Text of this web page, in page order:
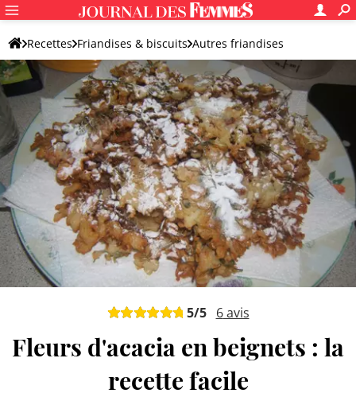
Recettes Friandises & biscuits Autres friandises
Friandise originale
5/5 6avis
Fleurs d'acacia en beignets : la
recette facile